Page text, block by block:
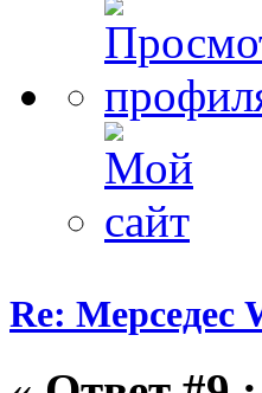
Re: Мерседес